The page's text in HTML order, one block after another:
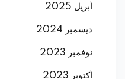
أبريل 2025
ديسمبر 2024
نوفمبر 2023
أكتوبر 2023